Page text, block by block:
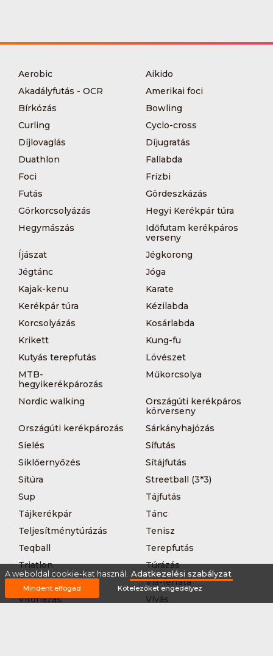
Aerobic
Aikido
Akadályfutás - OCR
Amerikai foci
Bírkózás
Bowling
Curling
Cyclo-cross
Díjlovaglás
Díjugratás
Duathlon
Fallabda
Foci
Frizbi
Futás
Gördeszkázás
Görkorcsolyázás
Hegyi Kerékpár túra
Hegymászás
Időfutam kerékpáros
verseny
Íjászat
Jégkorong
Jégtánc
Jóga
Kajak-kenu
Karate
Kerékpár túra
Kézilabda
Korcsolyázás
Kosárlabda
Krikett
Kung-fu
Kutyás terepfutás
Lövészet
MTB-
hegyikerékpározás
Műkorcsolya
Nordic walking
Országúti kerékpáros
körverseny
Országúti kerékpározás
Sárkányhajózás
Síelés
Sífutás
Siklőernyőzés
Sítájfutás
Sítúra
Streetball (3*3)
Sup
Tájfutás
Tájkerékpár
Tánc
Teljesítménytúrázás
Tenisz
Teqball
Terepfutás
Triatlon
Túrázás
Úszás
Via-ferrata
Vitorlázás
Vívás
A weboldal cookie-kat használ. Adatkezelési szabályzat
Mindent elfogad Kötelezőket engedélyez